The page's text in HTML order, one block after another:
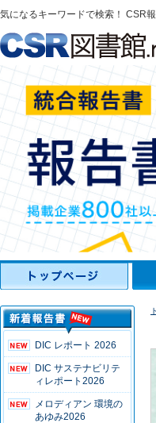
気になるキーワードで検索！ CSR
DIC レポート 2026
DIC サステナビリテ
ィレポート2026
メロディアン 環境の
あゆみ2026